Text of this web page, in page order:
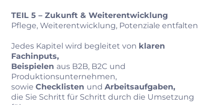
TEIL 5 – Zukunft & Weiterentwicklung
Pflege, Weiterentwicklung, Potenziale entfalten
Jedes Kapitel wird begleitet von klaren
Fachinputs,
Beispielen aus B2B, B2C und
Produktionsunternehmen,
sowie Checklisten und Arbeitsaufgaben,
die Sie Schritt für Schritt durch die Umsetzung